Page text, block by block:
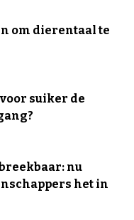
om dierentaal te
suiker de
nu
het in